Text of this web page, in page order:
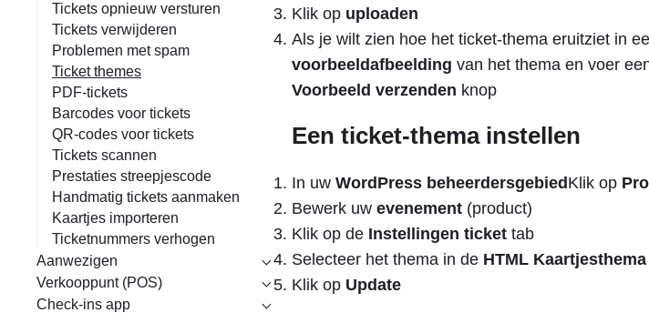
Tickets opnieuw versturen
Tickets verwijderen
Problemen met spam
Ticket themes
PDF-tickets
Barcodes voor tickets
QR-codes voor tickets
Tickets scannen
Prestaties streepjescode
Handmatig tickets aanmaken
Kaartjes importeren
Ticketnummers verhogen
Aanwezigen
Verkooppunt (POS)
Check-ins app
Klik op uploaden
Als je wilt zien hoe het ticket-thema eruitziet in
voorbeeldafbeelding van het thema en voer
Voorbeeld verzenden knop
Een ticket-thema instellen
In uw WordPress beheerdersgebied Klik op
Bewerk uw evenement (product)
Klik op de Instellingen ticket tab
Selecteer het thema in de HTML Kaartjesthema
Klik op Update